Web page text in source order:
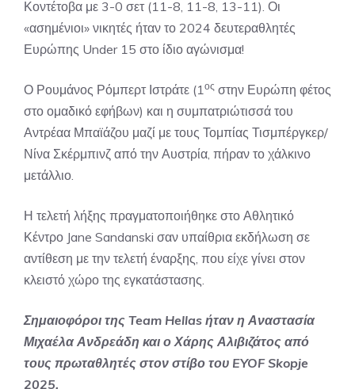
Κοντέτοβα με 3-0 σετ (11-8, 11-8, 13-11). Οι
«ασημένιοι» νικητές ήταν το 2024 δευτεραθλητές
Ευρώπης Under 15 στο ίδιο αγώνισμα!
Ο Ρουμάνος Ρόμπερτ Ιστράτε (1ος στην Ευρώπη φέτος
στο ομαδικό εφήβων) και η συμπατριώτισσά του
Αντρέαα Μπαϊάζου μαζί με τους Τομπίας Τισμπέργκερ/
Νίνα Σκέρμπινζ από την Αυστρία, πήραν το χάλκινο
μετάλλιο.
Η τελετή λήξης πραγματοποιήθηκε στο Αθλητικό
Κέντρο Jane Sandanski σαν υπαίθρια εκδήλωση σε
αντίθεση με την τελετή έναρξης, που είχε γίνει στον
κλειστό χώρο της εγκατάστασης.
Σημαιοφόροι της Team Hellas ήταν η Αναστασία
Μιχαέλα Ανδρεάδη και ο Χάρης Αλιβιζάτος από
τους πρωταθλητές στον στίβο του EYOF Skopje
2025.